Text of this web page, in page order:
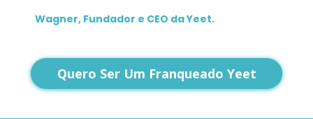
Wagner, Fundador e CEO da Yeet.
Quero Ser Um Franqueado Yeet